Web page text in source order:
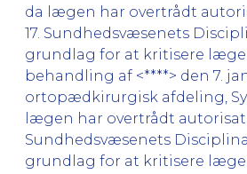
da lægen har overtrådt
17. Sundhedsvæsenets
grundlag for at kritisere læge
behandling af <****> den 7.
ortopædkirurgisk afdeling,
lægen har overtrådt
Sundhedsvæsenets
grundlag for at kritisere læge